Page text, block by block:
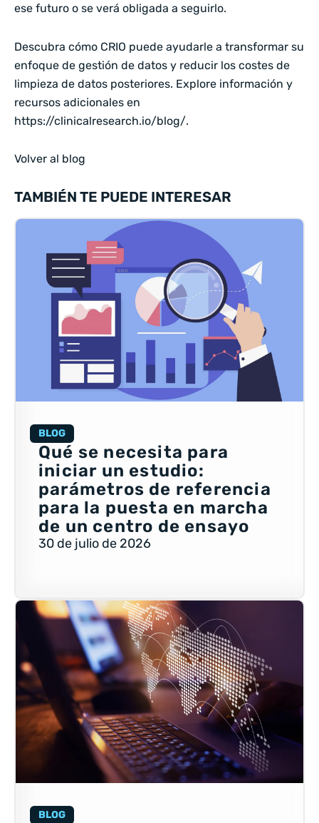
ese futuro o se verá obligada a seguirlo.
Descubra cómo CRIO puede ayudarle a transformar su
enfoque de gestión de datos y reducir los costes de
limpieza de datos posteriores. Explore información y
recursos adicionales en
https://clinicalresearch.io/blog/.
Volver al blog
TAMBIÉN TE PUEDE INTERESAR
BLOG
Qué se necesita para
iniciar un estudio:
parámetros de referencia
para la puesta en marcha
de un centro de ensayo
30 de julio de 2026
BLOG